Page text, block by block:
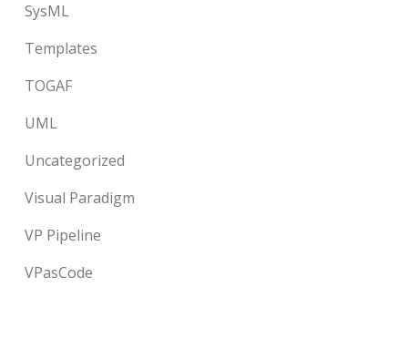
SysML
Templates
TOGAF
UML
Uncategorized
Visual Paradigm
VP Pipeline
VPasCode